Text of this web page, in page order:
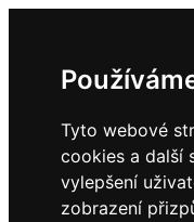
Tyto webové
cookies a další
vylepšení
zobrazení